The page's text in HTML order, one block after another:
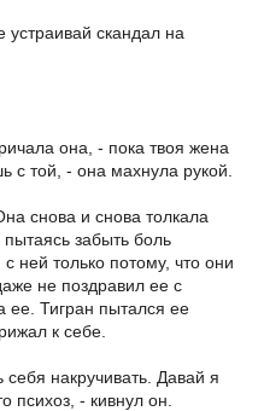
скандал на
она, - пока твоя жена
с той, - она махнула рукой.
снова и снова толкала
забыть боль
ней только потому, что они
не поздравил ее с
ее. Тигран пытался ее
к себе.
накручивать. Давай я
психоз, - кивнул он.